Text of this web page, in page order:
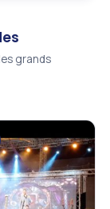
grands